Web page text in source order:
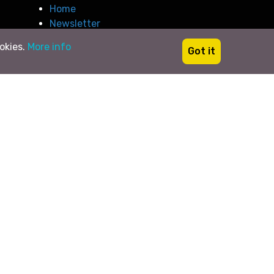
Home
Newsletter
More info Got it